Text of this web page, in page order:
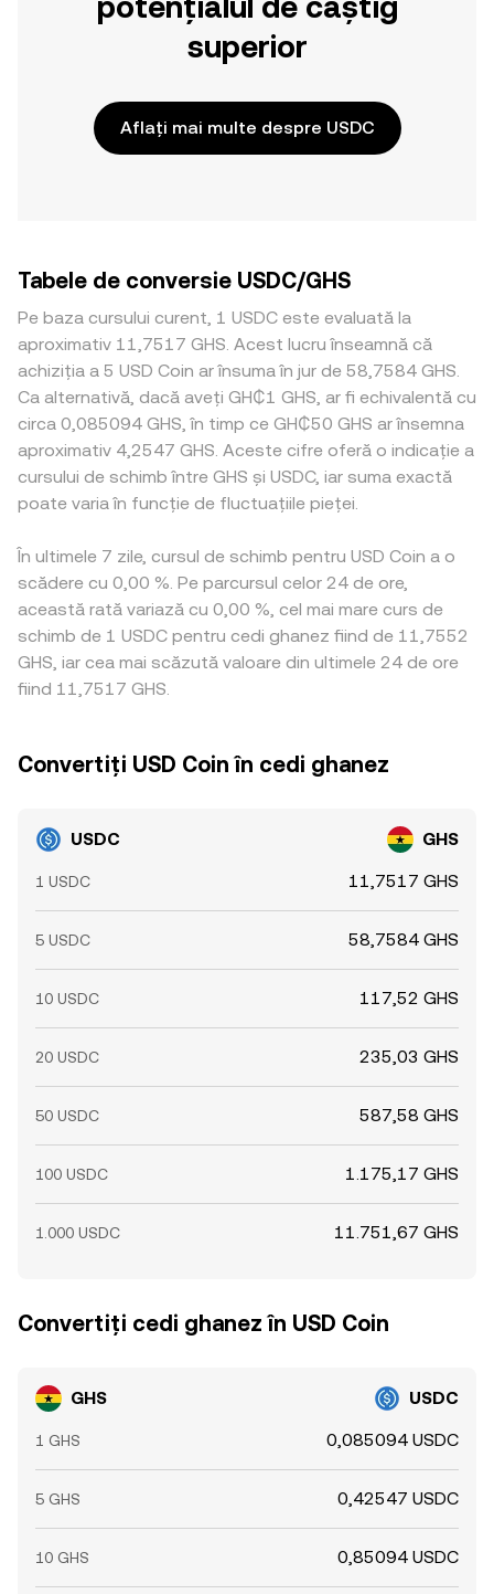
superior
Aflați mai multe despre USDC
Tabele de conversie USDC/GHS
Pe baza cursului curent, 1 USDC este evaluată la
aproximativ 11,7517 GHS. Acest lucru înseamnă că
achiziția a 5 USD Coin ar însuma în jur de 58,7584 GHS.
Ca alternativă, dacă aveți GH₵1 GHS, ar fi echivalentă cu
circa 0,085094 GHS, în timp ce GH₵50 GHS ar însemna
aproximativ 4,2547 GHS. Aceste cifre oferă o indicație a
cursului de schimb între GHS și USDC, iar suma exactă
poate varia în funcție de fluctuațiile pieței.
În ultimele 7 zile, cursul de schimb pentru USD Coin a o
scădere cu 0,00 %. Pe parcursul celor 24 de ore,
această rată variază cu 0,00 %, cel mai mare curs de
schimb de 1 USDC pentru cedi ghanez fiind de 11,7552
GHS, iar cea mai scăzută valoare din ultimele 24 de ore
fiind 11,7517 GHS.
Convertiți USD Coin în cedi ghanez
USDC GHS
1 USDC 11,7517 GHS
5 USDC 58,7584 GHS
10 USDC 117,52 GHS
20 USDC 235,03 GHS
50 USDC 587,58 GHS
100 USDC 1.175,17 GHS
1.000 USDC 11.751,67 GHS
Convertiți cedi ghanez în USD Coin
GHS USDC
1 GHS 0,085094 USDC
5 GHS 0,42547 USDC
10 GHS 0,85094 USDC